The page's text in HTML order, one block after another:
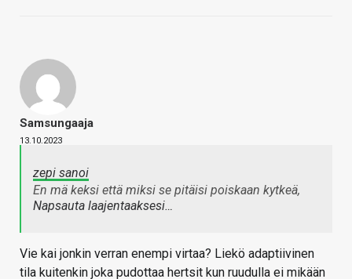
Samsungaaja
13.10.2023
zepi sanoi
En mä keksi että miksi se pitäisi poiskaan kytkeä,
Napsauta laajentaaksesi…
Vie kai jonkin verran enempi virtaa? Liekö adaptiivinen
tila kuitenkin joka pudottaa hertsit kun ruudulla ei mikään